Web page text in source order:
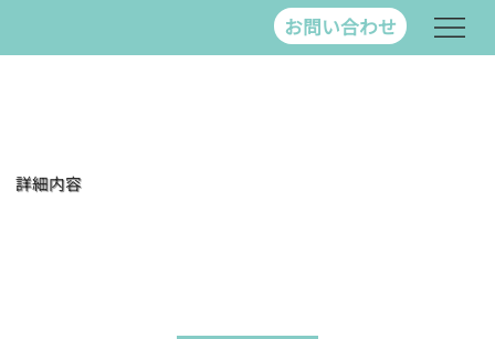
お問い合わせ
詳細内容